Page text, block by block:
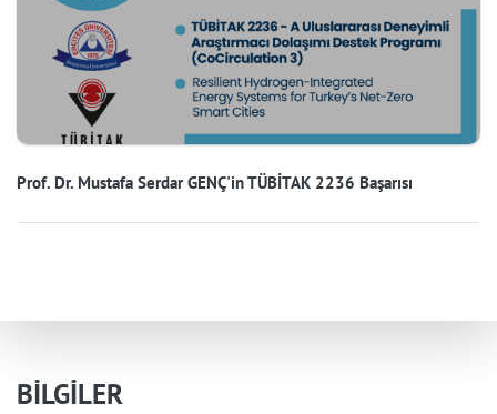
Prof. Dr. Mustafa Serdar GENÇ'in TÜBİTAK 2236 Başarısı
BİLGİLER